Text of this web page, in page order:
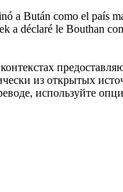
a Bután como el país
a déclaré le Bouthan
из открытых
используйте